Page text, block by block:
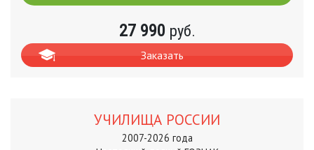
27 990 руб.
Заказать
УЧИЛИЩА РОССИИ
2007-2026 года